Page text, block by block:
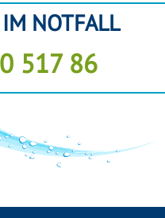
NOTFALL
517 86